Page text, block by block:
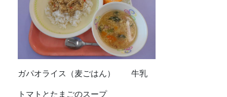
ガパオライス（麦ごはん） 牛乳
トマトとたまごのスープ